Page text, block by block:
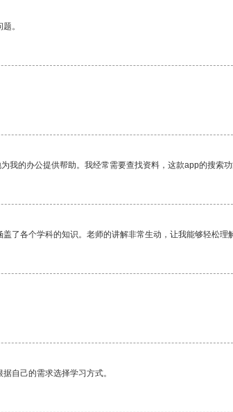
。
我的办公提供帮助。我经常需要查找资料，这款app的搜索
了各个学科的知识。老师的讲解非常生动，让我能够轻松理
自己的需求选择学习方式。